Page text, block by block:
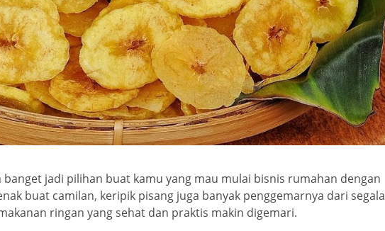
banget jadi pilihan buat kamu yang mau mulai bisnis rumahan dengan
buat camilan, keripik pisang juga banyak penggemarnya dari segala
ringan yang sehat dan praktis makin digemari.